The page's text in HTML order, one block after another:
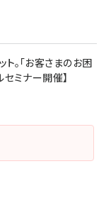
。「お客さまのお困
ミナー開催】